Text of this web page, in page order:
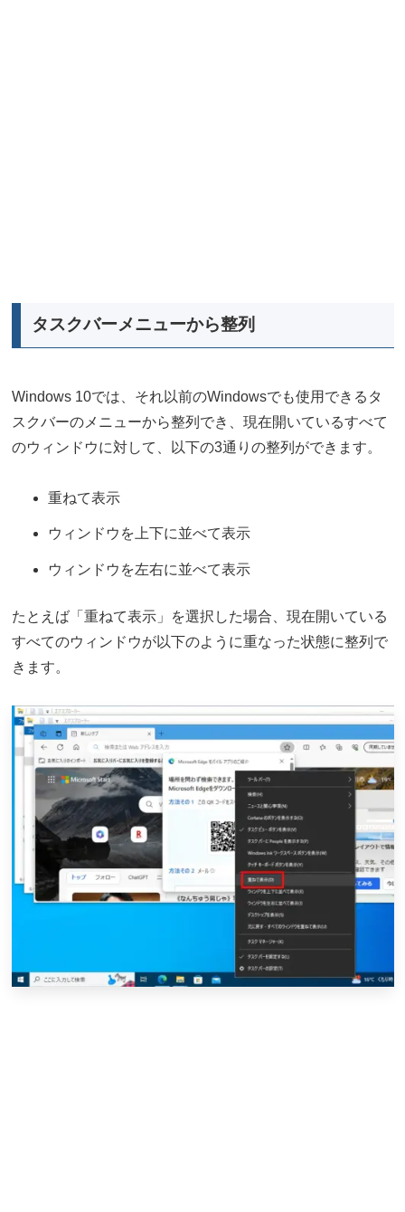
タスクバーメニューから整列
Windows 10では、それ以前のWindowsでも使用できるタ
スクバーのメニューから整列でき、現在開いているすべて
のウィンドウに対して、以下の3通りの整列ができます。
重ねて表示
ウィンドウを上下に並べて表示
ウィンドウを左右に並べて表示
たとえば「重ねて表示」を選択した場合、現在開いている
すべてのウィンドウが以下のように重なった状態に整列で
きます。